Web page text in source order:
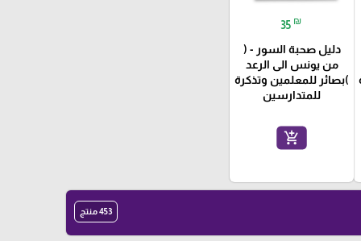
35 ₪
دليل صحبة السور - (
من يونس الى الرعد
)بصائر للمعلمين وتذكرة
للمتدارسين
add_shopping_cart
453 منتج